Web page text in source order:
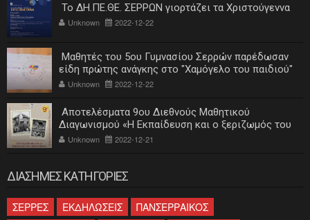
Το ΔΗ.ΠΕ.ΘΕ. ΣΕΡΡΩΝ γιορτάζει τα Χριστούγεννα
Unknown 2022-12-22
Μαθητές του 5ου Γυμνασίου Σερρών παρέδωσαν
είδη πρώτης ανάγκης στο "Χαμόγελο του παιδιού"
Unknown 2022-12-22
Αποτελέσματα 9ου Διεθνούς Μαθητικού
Διαγωνισμού «Η Εκπαίδευση και ο ξεριζωμός του
ελληνισμού»
Unknown 2022-12-21
ΔΙΑΣΗΜΕΣ ΚΑΤΗΓΟΡΙΕΣ
ΣΕΡΡΕΣ ΕΚΔΗΛΩΣΕΙΣ
ΠΑΝΣΕΡΡΑΙΚΟΣ